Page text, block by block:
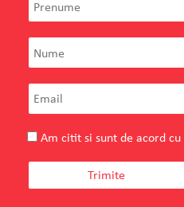
Am citit si sunt de acord cu